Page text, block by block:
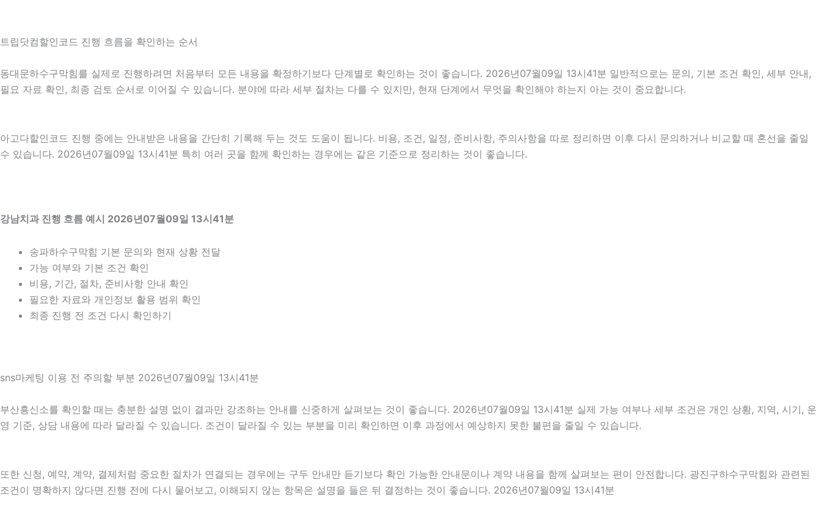
트립닷컴할인코드 진행 흐름을 확인하는 순서
동대문하수구막힘를 실제로 진행하려면 처음부터 모든 내용을 확정하기보다 단계별로 확인하는 것이 좋습니다. 2026년07월09일 13시41분 일반적으로는 문의, 기본 조건 확인, 세부 안내,
필요 자료 확인, 최종 검토 순서로 이어질 수 있습니다. 분야에 따라 세부 절차는 다를 수 있지만, 현재 단계에서 무엇을 확인해야 하는지 아는 것이 중요합니다.
아고다할인코드 진행 중에는 안내받은 내용을 간단히 기록해 두는 것도 도움이 됩니다. 비용, 조건, 일정, 준비사항, 주의사항을 따로 정리하면 이후 다시 문의하거나 비교할 때 혼선을 줄일
수 있습니다. 2026년07월09일 13시41분 특히 여러 곳을 함께 확인하는 경우에는 같은 기준으로 정리하는 것이 좋습니다.
강남치과 진행 흐름 예시 2026년07월09일 13시41분
송파하수구막힘 기본 문의와 현재 상황 전달
가능 여부와 기본 조건 확인
비용, 기간, 절차, 준비사항 안내 확인
필요한 자료와 개인정보 활용 범위 확인
최종 진행 전 조건 다시 확인하기
sns마케팅 이용 전 주의할 부분 2026년07월09일 13시41분
부산흥신소를 확인할 때는 충분한 설명 없이 결과만 강조하는 안내를 신중하게 살펴보는 것이 좋습니다. 2026년07월09일 13시41분 실제 가능 여부나 세부 조건은 개인 상황, 지역, 시기, 운
영 기준, 상담 내용에 따라 달라질 수 있습니다. 조건이 달라질 수 있는 부분을 미리 확인하면 이후 과정에서 예상하지 못한 불편을 줄일 수 있습니다.
또한 신청, 예약, 계약, 결제처럼 중요한 절차가 연결되는 경우에는 구두 안내만 듣기보다 확인 가능한 안내문이나 계약 내용을 함께 살펴보는 편이 안전합니다. 광진구하수구막힘와 관련된
조건이 명확하지 않다면 진행 전에 다시 물어보고, 이해되지 않는 항목은 설명을 들은 뒤 결정하는 것이 좋습니다. 2026년07월09일 13시41분